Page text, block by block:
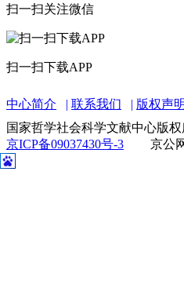
扫一扫关注微信
扫一扫下载APP
中心简介 联系我们
版权声明
国家哲学社会科学文献中心版
京ICP备09037430号-3
京公